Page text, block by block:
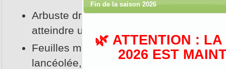
Arbuste dressé ou arbrisseau pouvant
atteindre une hauteur de 6 mètres.
Feuilles mesurant 5-18 cm de long, de
lancéolée, acuminées aux deux
Fin de la saison 2026
🌿 ATTENTION :
2026 EST